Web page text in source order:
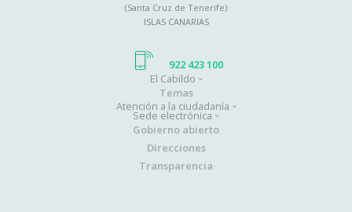
(Santa Cruz de Tenerife)
ISLAS CANARIAS
922 423 100
El Cabildo
Temas
Atención a la ciudadanía
Sede electrónica
Gobierno abierto
Direcciones
Transparencia